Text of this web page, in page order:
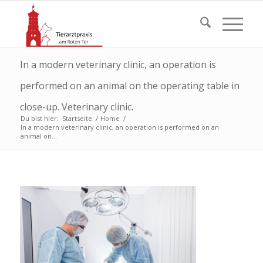
In a modern veterinary clinic, an operation is
performed on an animal on the operating table in
close-up. Veterinary clinic.
Du bist hier: Startseite / Home /
In a modern veterinary clinic, an operation is performed on an
animal on...